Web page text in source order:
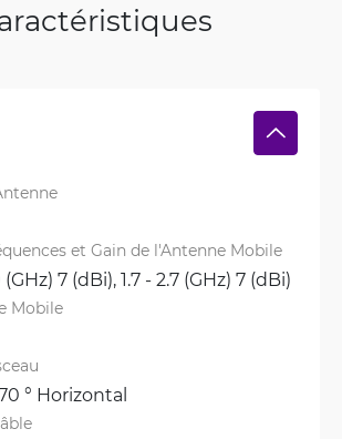
et Gain de l'Antenne Mobile
7 (dBi), 1.7 - 2.7 (GHz) 7 (dBi)
Mobile
° Horizontal